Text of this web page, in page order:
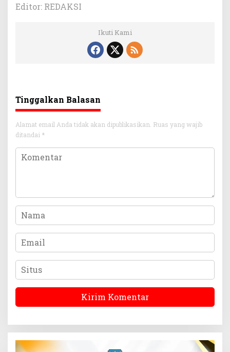
Editor: REDAKSI
Ikuti Kami
Tinggalkan Balasan
Alamat email Anda tidak akan dipublikasikan. Ruas yang wajib
ditandai *